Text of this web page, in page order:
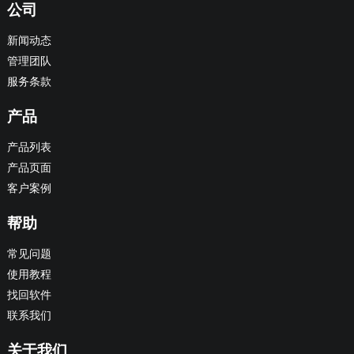
公司
新闻动态
管理团队
服务条款
产品
产品列表
产品页面
客户案例
帮助
常见问题
使用教程
找回软件
联系我们
关于我们